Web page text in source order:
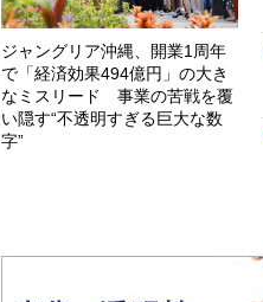
ジャングリア沖縄、開業1周年
で「経済効果494億円」の大き
なミスリード 事業の苦戦を覆
い隠す“不透明すぎる巨大な数
字”